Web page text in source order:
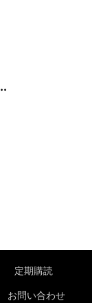
定期購読
お問い合わせ